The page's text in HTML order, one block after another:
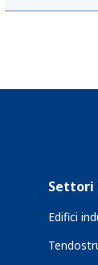
Settori
Edifici